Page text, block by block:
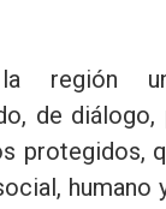
región
de
protegidos,
humano